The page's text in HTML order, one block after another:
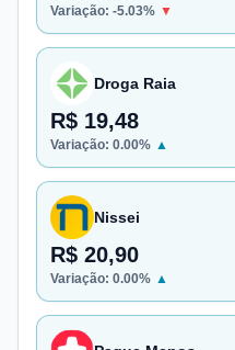
Variação: -5.03% ▼
Droga Raia
R$ 19,48
Variação: 0.00% ▲
Nissei
R$ 20,90
Variação: 0.00% ▲